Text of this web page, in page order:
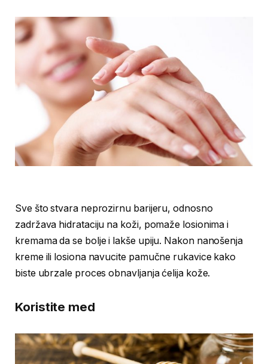
Sve što stvara neprozirnu barijeru, odnosno
zadržava hidrataciju na koži, pomaže losionima i
kremama da se bolje i lakše upiju. Nakon nanošenja
kreme ili losiona navucite pamučne rukavice kako
biste ubrzale proces obnavljanja ćelija kože.
Koristite med